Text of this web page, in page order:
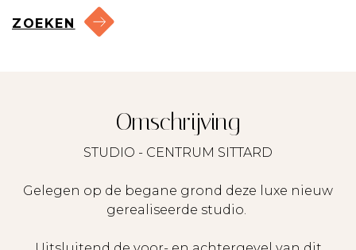
ZOEKEN
Omschrijving
STUDIO - CENTRUM SITTARD
Gelegen op de begane grond deze luxe nieuw
gerealiseerde studio.